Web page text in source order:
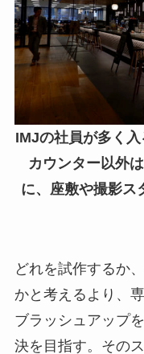
IMJの社員が多く
カウンター以外
に、座敷や撮影ス
どれを試作するか
かと考えるより、
ブラッシュアップ
決を目指す。その